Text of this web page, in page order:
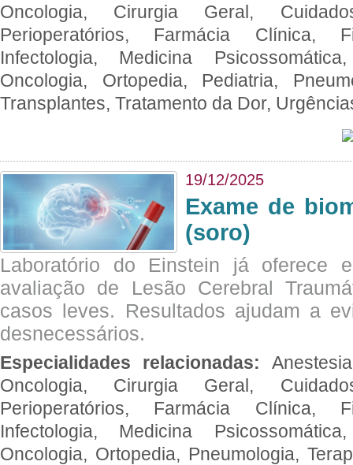
Oncologia, Cirurgia Geral,
Perioperatórios, Farmácia Clínica,
Infectologia, Medicina
Oncologia, Ortopedia, Pediatria,
Transplantes, Tratamento da Dor,
19/12/2025
Exame de
(soro)
Laboratório do Einstein já oferece
avaliação de Lesão Cerebral
casos leves. Resultados ajudam a
desnecessários.
Especialidades relacionadas:
Oncologia, Cirurgia Geral,
Perioperatórios, Farmácia Clínica,
Infectologia, Medicina
Oncologia, Ortopedia, Pneumologia,